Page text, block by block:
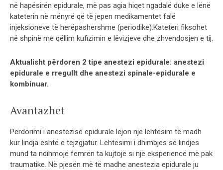
në hapësirën epidurale, më pas agia hiqet ngadalë duke e lënë
kateterin në mënyrë që të jepen medikamentet falë
injeksioneve të herëpashershme (periodike).Kateteri fiksohet
në shpinë me qëllim kufizimin e lëvizjeve dhe zhvendosjen e tij.
Aktualisht përdoren 2 tipe anestezi epidurale: anestezi
epidurale e rregullt dhe anestezi spinale-epidurale e
kombinuar.
Avantazhet
Përdorimi i anestezisë epidurale lejon një lehtësim të madh
kur lindja është e tejzgjatur. Lehtësimi i dhimbjes së lindjes
mund ta ndihmojë femrën ta kujtojë si një eksperiencë më pak
traumatike. Në pjesën më të madhe anestezia epidurale ju